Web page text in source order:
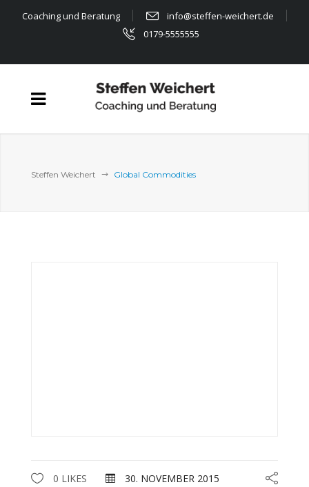
Coaching und Beratung
info@steffen-weichert.de
0179-5555555
Steffen Weichert Global Commodities
0 LIKES 30. NOVEMBER 2015